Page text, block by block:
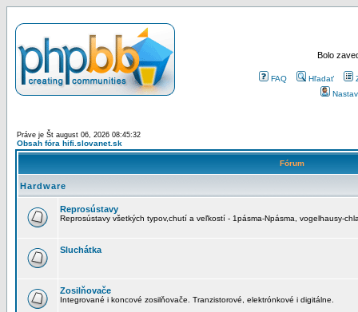
Bolo
FAQ Hľadať
Práve je Št august 06, 2026 08:45:32
Obsah fóra hifi.slovanet.sk
Fórum
Hardware
Reprosústavy
Reprosústavy všetkých typov,chutí a veľkostí - 1pásma-Npásma, vogelhausy-
Sluchátka
Zosilňovače
Integrované i koncové zosilňovače. Tranzistorové, elektrónkové i digitálne.